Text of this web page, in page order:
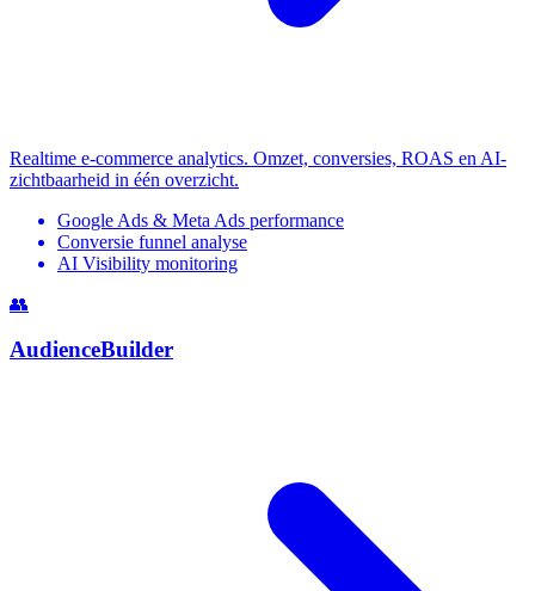
Realtime e-commerce analytics. Omzet, conversies, ROAS en AI-
zichtbaarheid in één overzicht.
Google Ads & Meta Ads performance
Conversie funnel analyse
AI Visibility monitoring
👥
AudienceBuilder